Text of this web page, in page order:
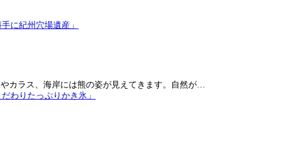
カラス、海岸には熊の姿が見えてきます。自然が…